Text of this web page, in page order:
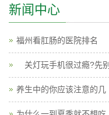
新闻中心
福州看肛肠的医院排名
关灯玩手机很过瘾?先别
养生中的你应该注意的几